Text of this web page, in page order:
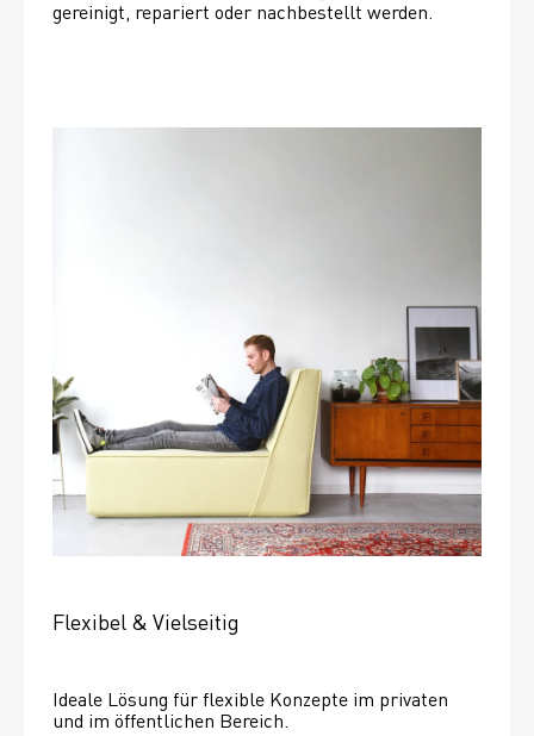
gereinigt, repariert oder nachbestellt werden.
Flexibel & Vielseitig
Ideale Lösung für flexible Konzepte im privaten
und im öffentlichen Bereich.